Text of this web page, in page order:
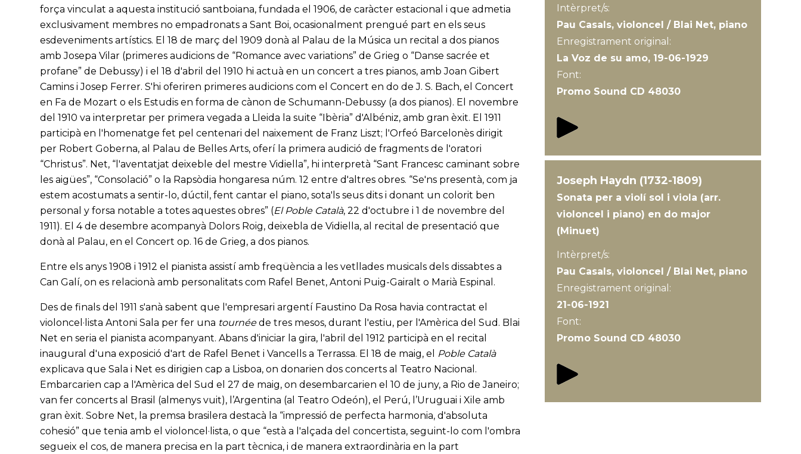
força vinculat a aquesta institució santboiana, fundada el 1906, de caràcter estacional i que admetia
exclusivament membres no empadronats a Sant Boi, ocasionalment prengué part en els seus
esdeveniments artístics. El 18 de març del 1909 donà al Palau de la Música un recital a dos pianos
amb Josepa Vilar (primeres audicions de “Romance avec variations” de Grieg o “Danse sacrée et
profane” de Debussy) i el 18 d'abril del 1910 hi actuà en un concert a tres pianos, amb Joan Gibert
Camins i Josep Ferrer. S'hi oferiren primeres audicions com el Concert en do de J. S. Bach, el Concert
en Fa de Mozart o els Estudis en forma de cànon de Schumann-Debussy (a dos pianos). El novembre
del 1910 va interpretar per primera vegada a Lleida la suite “Ibèria” d'Albéniz, amb gran èxit. El 1911
participà en l'homenatge fet pel centenari del naixement de Franz Liszt; l'Orfeó Barcelonès dirigit
per Robert Goberna, al Palau de Belles Arts, oferí la primera audició de fragments de l'oratori
“Christus”. Net, “l'aventatjat deixeble del mestre Vidiella”, hi interpretà “Sant Francesc caminant sobre
les aigües”, “Consolació” o la Rapsòdia hongaresa núm. 12 entre d'altres obres. “Se'ns presentà, com ja
estem acostumats a sentir-lo, dúctil, fent cantar el piano, sota'ls seus dits i donant un colorit ben
personal y forsa notable a totes aquestes obres” (El Poble Català, 22 d'octubre i 1 de novembre del
1911). El 4 de desembre acompanyà Dolors Roig, deixebla de Vidiella, al recital de presentació que
donà al Palau, en el Concert op. 16 de Grieg, a dos pianos.
Entre els anys 1908 i 1912 el pianista assistí amb freqüència a les vetllades musicals dels dissabtes a
Can Galí, on es relacionà amb personalitats com Rafel Benet, Antoni Puig-Gairalt o Marià Espinal.
Des de finals del 1911 s'anà sabent que l'empresari argentí Faustino Da Rosa havia contractat el
violoncel·lista Antoni Sala per fer una tournéede tres mesos, durant l'estiu, per l'Amèrica del Sud. Blai
Net en seria el pianista acompanyant. Abans d'iniciar la gira, l'abril del 1912 participà en el recital
inaugural d'una exposició d'art de Rafel Benet i Vancells a Terrassa. El 18 de maig, el Poble Català
explicava que Sala i Net es dirigien cap a Lisboa, on donarien dos concerts al Teatro Nacional.
Embarcarien cap a l'Amèrica del Sud el 27 de maig, on desembarcarien el 10 de juny, a Rio de Janeiro;
van fer concerts al Brasil (almenys vuit), l’Argentina (al Teatro Odeón), el Perú, l’Uruguai i Xile amb
gran èxit. Sobre Net, la premsa brasilera destacà la “impressió de perfecta harmonia, d'absoluta
cohesió” que tenia amb el violoncel·lista, o que “està a l'alçada del concertista, seguint-lo com l'ombra
segueix el cos, de manera precisa en la part tècnica, i de manera extraordinària en la part
Intèrpret/s:
Pau Casals, violoncel / Blai Net, piano
Enregistrament original:
La Voz de su amo, 19-06-1929
Font:
Promo Sound CD 48030
Joseph Haydn (1732-1809)
Sonata per a violí sol i viola (arr.
violoncel i piano) en do major
(Minuet)
Intèrpret/s:
Pau Casals, violoncel / Blai Net, piano
Enregistrament original:
21-06-1921
Font:
Promo Sound CD 48030